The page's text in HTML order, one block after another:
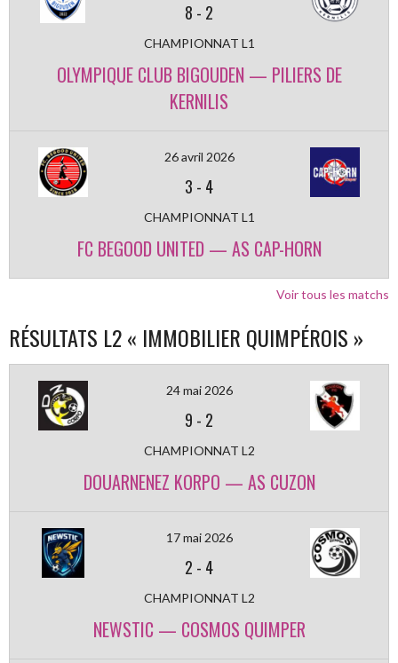
8 - 2
CHAMPIONNAT L1
OLYMPIQUE CLUB BIGOUDEN — PILIERS DE
KERNILIS
26 avril 2026
3 - 4
CHAMPIONNAT L1
FC BEGOOD UNITED — AS CAP-HORN
Voir tous les matchs
RÉSULTATS L2 « IMMOBILIER QUIMPÉROIS »
24 mai 2026
9 - 2
CHAMPIONNAT L2
DOUARNENEZ KORPO — AS CUZON
17 mai 2026
2 - 4
CHAMPIONNAT L2
NEWSTIC — COSMOS QUIMPER